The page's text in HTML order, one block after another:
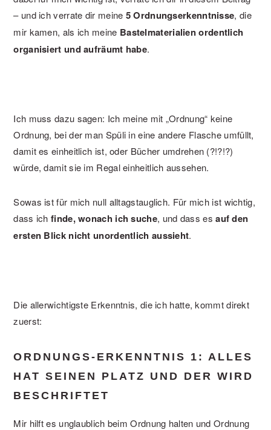
– und ich verrate dir meine 5 Ordnungserkenntnisse, die
mir kamen, als ich meine Bastelmaterialien ordentlich
organisiert und aufräumt habe.
Ich muss dazu sagen: Ich meine mit „Ordnung“ keine
Ordnung, bei der man Spüli in eine andere Flasche umfüllt,
damit es einheitlich ist, oder Bücher umdrehen (?!?!?)
würde, damit sie im Regal einheitlich aussehen.
Sowas ist für mich null alltagstauglich. Für mich ist wichtig,
dass ichfinde, wonach ich suche, und dass esauf den
ersten Blick nicht unordentlich aussieht.
Die allerwichtigste Erkenntnis, die ich hatte, kommt direkt
zuerst:
ORDNUNGS-ERKENNTNIS 1: ALLES
HAT SEINEN PLATZ UND DER WIRD
BESCHRIFTET
Mir hilft es unglaublich beim Ordnung halten und Ordnung